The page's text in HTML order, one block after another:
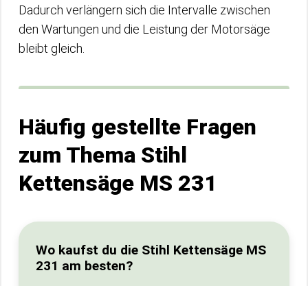
Dadurch verlängern sich die Intervalle zwischen
den Wartungen und die Leistung der Motorsäge
bleibt gleich.
Häufig gestellte Fragen
zum Thema Stihl
Kettensäge MS 231
Wo kaufst du die Stihl Kettensäge MS
231 am besten?